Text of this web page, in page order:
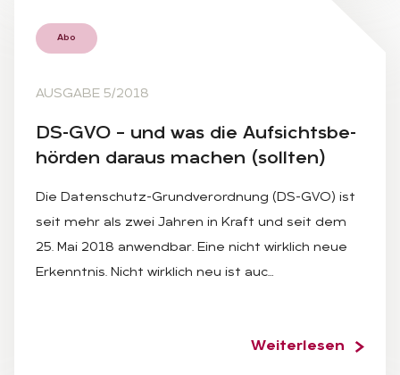
Abo
AUSGABE 5/2018
DS-GVO – und was die Auf­sichts­be­
hör­den dar­aus ma­chen (soll­ten)
Die Datenschutz-Grundverordnung (DS-GVO) ist
seit mehr als zwei Jahren in Kraft und seit dem
25. Mai 2018 anwendbar. Eine nicht wirklich neue
Erkenntnis. Nicht wirklich neu ist auc…
Weiterlesen